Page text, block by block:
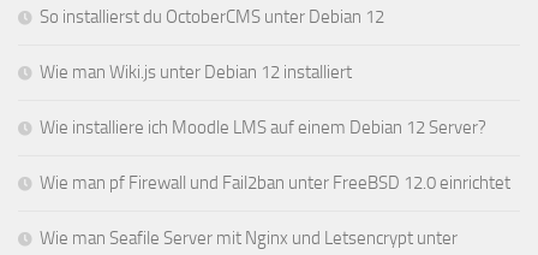
So installierst du OctoberCMS unter Debian 12
Wie man Wiki.js unter Debian 12 installiert
Wie installiere ich Moodle LMS auf einem Debian 12 Server?
Wie man pf Firewall und Fail2ban unter FreeBSD 12.0 einrichtet
Wie man Seafile Server mit Nginx und Letsencrypt unter